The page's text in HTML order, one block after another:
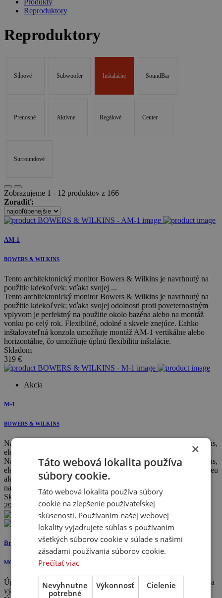
Reproduktory
Reproduktory
Stĺpové Subwoofer Inštalačne SoundBar
Prenosné Aktívne Regálové Center
Surroundové
Zobrazujeme 1 - 12 produktov z 166
Zoradiť:
AM-1
BOWERS & WILKINS
Tento architektonický monitor Bowers & Wilkins je navrhnutý na
použitie kdekoľvek: vďaka svojej ...
Tento architektonický monitor Bowers & Wilkins je navrhnutý na
použitie kdekoľvek: vďaka svojej odolnosti proti poveternostným
vplyvom je perfektný na použitie okolo bazéna alebo na montáž
vonku po celý rok. Flexibilné, odolné a skvele znejúce. Ľahko
inštalovateľná konzola umožňuje montáž AM-1 vertikálne alebo
horizontálne, čo umožňuje úplnú flexibilitu inštalácie.
Skladom
319 €
Akcia
M-1
BOWERS & WILKINS
Najkompaktnejší a najuniverzálnejší reproduktor Bowers & Wilkins,
elegantný M-1, sa dá používať samostatne, ...
Najkompaktnejší a najuniverzálnejší reproduktor Bowers & Wilkins,
elegantný M-1, sa dá používať samostatne, so subwooferom v stereu
alebo v 5.1-kanálovom surround systéme. Môže byť dokonca
namontovaný na stenu.
Skladom
299 €
€
Bronze On-Wall 7G
MONITOR AUDIO
Úplne nová séria Bronze 7G sa vrátila k základom. Tím výskumu a
vývoja ...
×
Táto webová lokalita používa
súbory cookie.
Táto webová lokalita používa súbory
cookie na zlepšenie používateľskej
skúsenosti. Používaním našej webovej
lokality vyjadrujete súhlas s používaním
všetkých súborov cookie v súlade s našimi
zásadami používania súborov cookie.
Prečítať viac
Nevyhnutne
potrebné
Výkonnosť Cielenie